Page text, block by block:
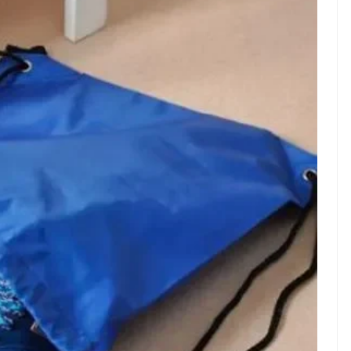
TNG– Pernah gak sih
mulai ngerjain sesuatu cuma
iseng-iseng, eh ternyata malah
peluang bisnis yang
...
TUM_ATUL yang Ubah
NEWS TNG– Siapa
kenal dengan kelezatan
mendunia dan punya ...
Dicoba,
Bukan
Sushi!